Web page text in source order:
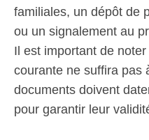
familiales, un dépôt de
ou un signalement au
Il est important de
courante ne suffira pas
documents doivent
pour garantir leur